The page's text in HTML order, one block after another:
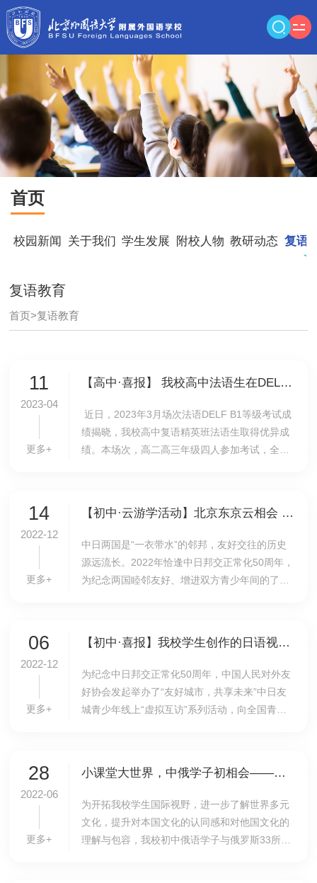
首页
校园新闻 关于我们 学生发展 附校人物 教研动态 复语
复语教育
首页>复语教育
11
2023-04
更多+
【高中·喜报】 我校高中法语生在DELF B1等级考试中再创佳绩
近日，2023年3月场次法语DELF B1等级考试成
绩揭晓，我校高中复语精英班法语生取得优异成
绩。本场次，高二高三年级四人参加考试，全部
14
2022-12
更多+
【初中·云游学活动】北京东京云相会 中日学子共欢聚——我校与日本樱美林中学开展云游学交流活动
中日两国是“一衣带水”的邻邦，友好交往的历史
源远流长。2022年恰逢中日邦交正常化50周年，
为纪念两国睦邻友好、增进双方青少年间的了解
06
2022-12
更多+
【初中·喜报】我校学生创作的日语视频入选中日青少年友好活动并获得人民网报道
为纪念中日邦交正常化50周年，中国人民对外友
好协会发起举办了“友好城市，共享未来”中日友
城青少年线上“虚拟互访”系列活动，向全国青少
28
2022-06
更多+
小课堂大世界，中俄学子初相会——我校初中俄语学子与克麦罗沃国立大学展开云游学活动
为开拓我校学生国际视野，进一步了解世界多元
文化，提升对本国文化的认同感和对他国文化的
理解与包容，我校初中俄语学子与俄罗斯33所重